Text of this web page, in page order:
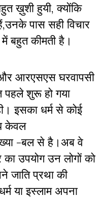
ख़ुशी हुयी, क्योंकि
पास सही विचार
बहुत कीमती है।
आरएसएस घरवापसी
शुरू हो गया
इसका धर्म से कोई
केवल
-बल से है।अब वे
उपयोग उन लोगों को
जाति प्रथा की
या इस्लाम अपना